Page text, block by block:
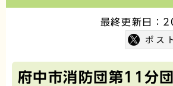
か
最終更新日：
府中市消防団第11分